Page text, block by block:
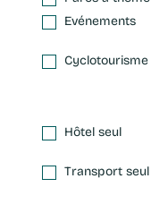
Evénements
Cyclotourisme
Hôtel seul
Transport seul